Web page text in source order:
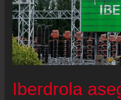
Iberdrola